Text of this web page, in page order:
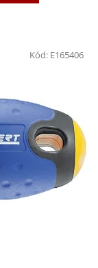
Kód: E165406